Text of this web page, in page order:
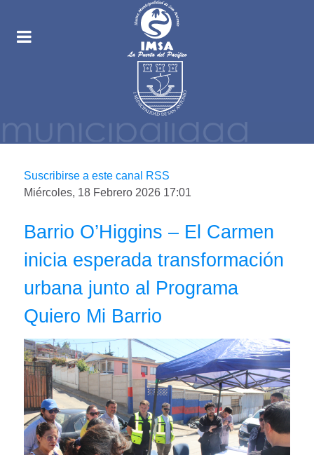
Suscribirse a este canal RSS
Miércoles, 18 Febrero 2026 17:01
Barrio O’Higgins – El Carmen
inicia esperada transformación
urbana junto al Programa
Quiero Mi Barrio